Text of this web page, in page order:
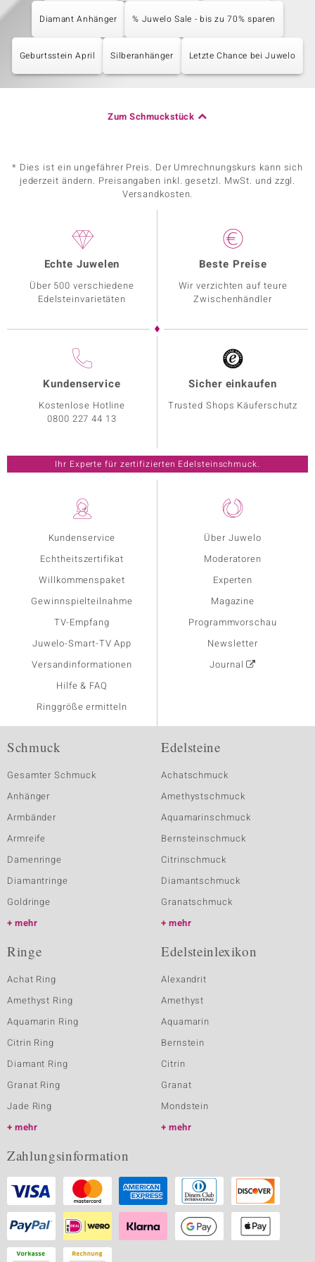
Diamant Anhänger % Juwelo Sale - bis zu 70% sparen
Geburtsstein April Silberanhänger Letzte Chance bei Juwelo
Zum Schmuckstück
* Dies ist ein ungefährer Preis. Der Umrechnungskurs kann sich
jederzeit ändern. Preisangaben inkl. gesetzl. MwSt. und zzgl.
Versandkosten.
Kundenservice
Echtheitszertifikat
Willkommenspaket
Gewinnspielteilnahme
TV-Empfang
Juwelo-Smart-TV App
Versandinformationen
Hilfe & FAQ
Ringgröße ermitteln
Über Juwelo
Moderatoren
Experten
Magazine
Programmvorschau
Newsletter
Journal
Echte Juwelen
Über 500 verschiedene
Edelsteinvarietäten
Beste Preise
Wir verzichten auf teure
Zwischenhändler
Kundenservice
Kostenlose Hotline
0800 227 44 13
Sicher einkaufen
Trusted Shops Käuferschutz
Ihr Experte für zertifizierten Edelsteinschmuck.
Schmuck
Gesamter Schmuck
Anhänger
Armbänder
Armreife
Damenringe
Diamantringe
Goldringe
mehr
Edelsteine
Achatschmuck
Amethystschmuck
Aquamarinschmuck
Bernsteinschmuck
Citrinschmuck
Diamantschmuck
Granatschmuck
mehr
Ringe
Achat Ring
Amethyst Ring
Aquamarin Ring
Citrin Ring
Diamant Ring
Granat Ring
Jade Ring
mehr
Edelsteinlexikon
Alexandrit
Amethyst
Aquamarin
Bernstein
Citrin
Granat
Mondstein
mehr
Zahlungsinformation